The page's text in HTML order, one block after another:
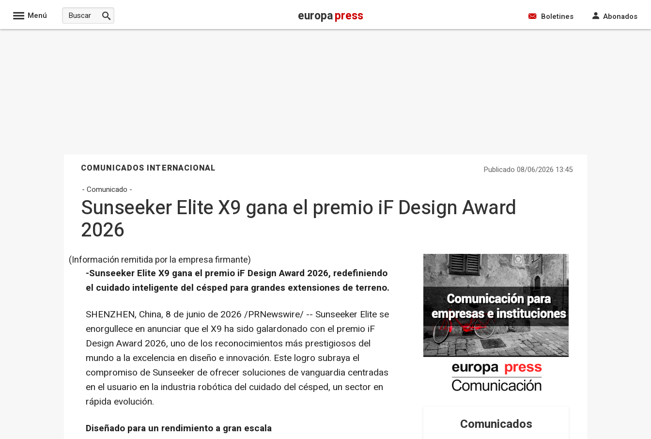
Menú europapress Boletines Abonados
COMUNICADOS INTERNACIONAL
Publicado 08/06/2026 13:45
- Comunicado -
Sunseeker Elite X9 gana el premio iF Design Award
2026
(Información remitida por la empresa firmante)
-Sunseeker Elite X9 gana el premio iF Design Award 2026, redefiniendo
el cuidado inteligente del césped para grandes extensiones de terreno.
SHENZHEN, China, 8 de junio de 2026 /PRNewswire/ -- Sunseeker Elite se
enorgullece en anunciar que el X9 ha sido galardonado con el premio iF
Design Award 2026, uno de los reconocimientos más prestigiosos del
mundo a la excelencia en diseño e innovación. Este logro subraya el
compromiso de Sunseeker de ofrecer soluciones de vanguardia centradas
en el usuario en la industria robótica del cuidado del césped, un sector en
rápida evolución.
Diseñado para un rendimiento a gran escala
Comunicados